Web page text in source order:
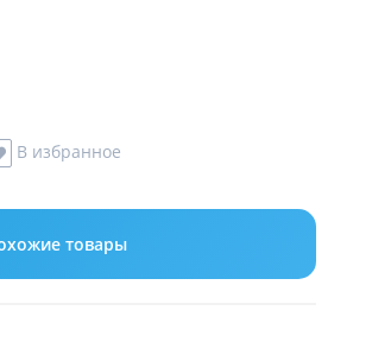
В избранное
товары